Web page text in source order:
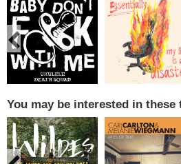
You may be interested in